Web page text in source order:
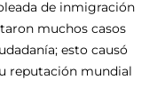
de inmigración
muchos casos
esto causó
reputación mundial